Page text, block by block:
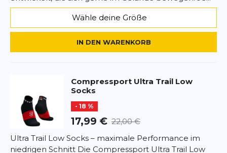
BEWERTUNG HINZUFÜGEN
Datenschutzbestimmungen undNutzungsbedingungen
Wähle deine Größe
IN DEN WARENKORB
Compressport Ultra Trail Low
Socks
- 18 %
17,99 € 22,00 €
Ultra Trail Low Socks – maximale Performance im
niedrigen Schnitt Die Compressport Ultra Trail Low